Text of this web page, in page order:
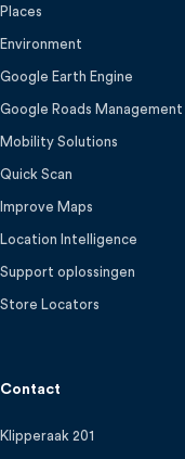
Places
Environment
Google Earth Engine
Google Roads Management
Mobility Solutions
Quick Scan
Improve Maps
Location Intelligence
Support oplossingen
Store Locators
Contact
Klipperaak 201